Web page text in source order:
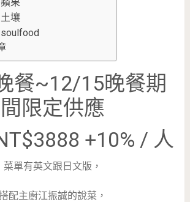
壤
餐~12/15晚餐期
間限定供應
+10% / 人
菜單有英文跟日文版，
配主廚江振誠的說菜，